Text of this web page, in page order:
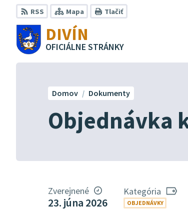
Preskočiť
na
obsah
RSS Mapa Tlačiť
DIVÍN
OFICIÁLNE STRÁNKY
Objednávka
Domov Dokumenty
Zverejnené
23. júna 2026
Kategória
OBJEDNÁVKY